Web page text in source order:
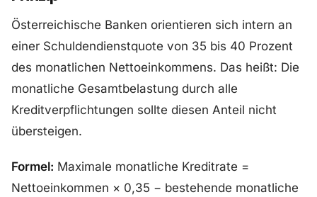
Österreichische Banken orientieren sich intern an
einer Schuldendienstquote von 35 bis 40 Prozent
des monatlichen Nettoeinkommens. Das heißt: Die
monatliche Gesamtbelastung durch alle
Kreditverpflichtungen sollte diesen Anteil nicht
übersteigen.
Formel: Maximale monatliche Kreditrate =
Nettoeinkommen × 0,35 − bestehende monatliche